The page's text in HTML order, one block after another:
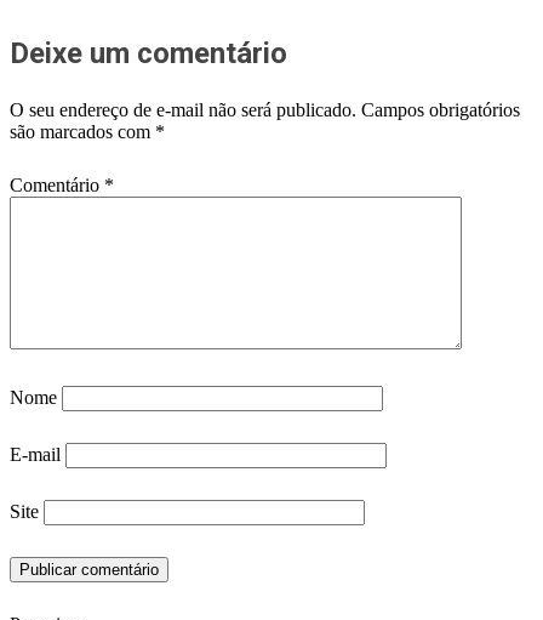
Deixe um comentário
O seu endereço de e-mail não será publicado. Campos obrigatórios
são marcados com *
Comentário *
Nome
E-mail
Site